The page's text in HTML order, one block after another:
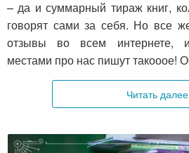
– да и суммарный тираж книг,
говорят сами за себя. Но все
отзывы во всем интернете,
местами про нас пишут такооое!
Читать далее